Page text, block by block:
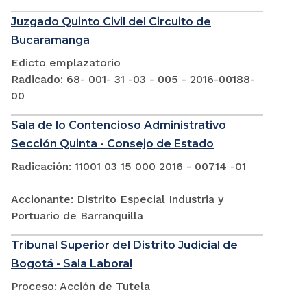
Juzgado Quinto Civil del Circuito de
Bucaramanga
Edicto emplazatorio
Radicado: 68- 001- 31 -03 - 005 - 2016-00188-
00
Sala de lo Contencioso Administrativo
Sección Quinta - Consejo de Estado
Radicación: 11001 03 15 000 2016 - 00714 -01
Accionante: Distrito Especial Industria y
Portuario de Barranquilla
Tribunal Superior del Distrito Judicial de
Bogotá - Sala Laboral
Proceso: Acción de Tutela